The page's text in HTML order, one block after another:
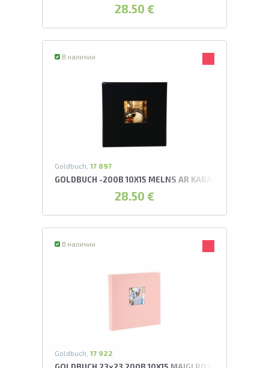
28.50 €
В наличии
Goldbuch, 17 897
GOLDBUCH -200B 10X15 MELNS AR KABATIŅĀM BELLA
28.50 €
В наличии
Goldbuch, 17 922